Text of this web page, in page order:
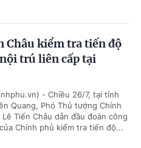
Châu kiểm tra tiến độ
trú liên cấp tại
- Chiều 26/7, tại tỉnh
Quang, Phó Thủ tướng Chính
Lê Tiến Châu dẫn đầu đoàn công
Chính phủ kiểm tra tiến độ...